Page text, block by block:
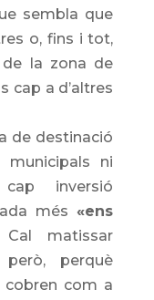
sembla que
o, fins i tot,
la zona de
cap a d’altres
de destinació
ni
inversió
més «ens
matissar
perquè
cobren com a